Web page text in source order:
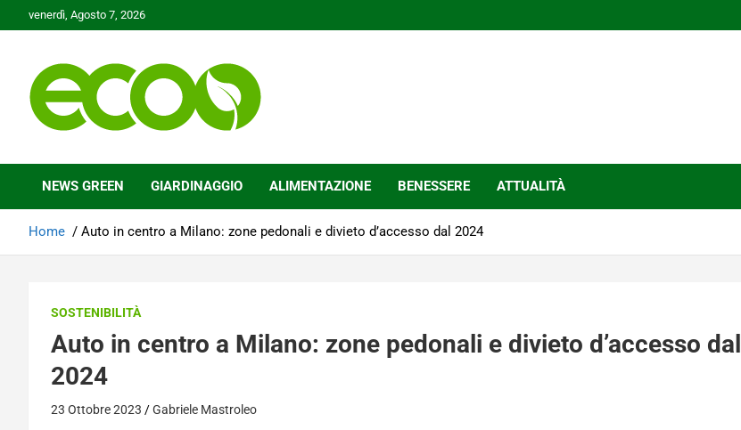
to
venerdì, Agosto 7, 2026
Ecoo.it
NEWS GREEN GIARDINAGGIO ALIMENTAZIONE BENESSERE ATTUALITÀ
Home Auto in centro a Milano: zone pedonali e divieto d’accesso dal 2024
SOSTENIBILITÀ
Auto in centro a Milano: zone pedonali e divieto d’accesso dal
2024
23 Ottobre 2023 Gabriele Mastroleo